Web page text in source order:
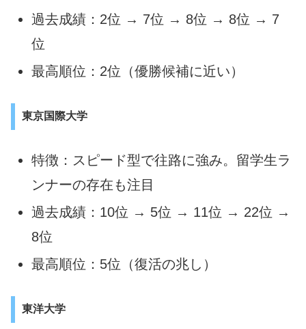
過去成績：2位 → 7位 → 8位 → 8位 → 7
位
最高順位：2位（優勝候補に近い）
東京国際大学
特徴：スピード型で往路に強み。留学生ラ
ンナーの存在も注目
過去成績：10位 → 5位 → 11位 → 22位 →
8位
最高順位：5位（復活の兆し）
東洋大学